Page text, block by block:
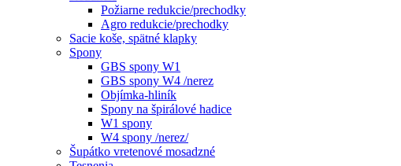
Požiarne redukcie/prechodky
Agro redukcie/prechodky
Sacie koše, spätné klapky
Spony
GBS spony W1
GBS spony W4 /nerez
Objímka-hliník
Spony na špirálové hadice
W1 spony
W4 spony /nerez/
Šupátko vretenové mosadzné